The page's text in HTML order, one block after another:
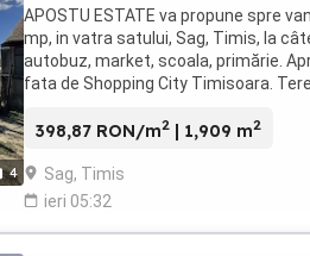
4
APOSTU ESTATE va propune spre
mp, in vatra satului, Sag, Timis, la
autobuz, market, scoala, primărie.
fata de Shopping City Timisoara.
398,87 RON/m2 | 1,909 m2
Sag, Timis
ieri 05:32